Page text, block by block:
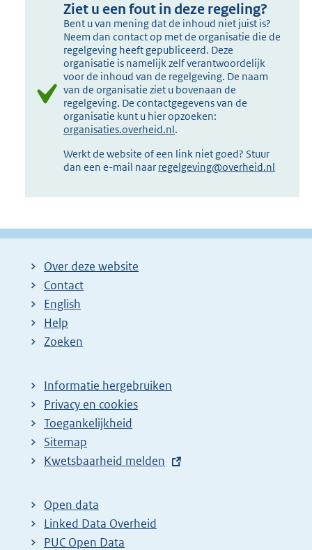
Ziet u een fout in deze regeling?
Bent u van mening dat de inhoud niet juist is?
Neem dan contact op met de organisatie die de
regelgeving heeft gepubliceerd. Deze
organisatie is namelijk zelf verantwoordelijk
voor de inhoud van de regelgeving. De naam
van de organisatie ziet u bovenaan de
regelgeving. De contactgegevens van de
organisatie kunt u hier opzoeken:
organisaties.overheid.nl.
Werkt de website of een link niet goed? Stuur
dan een e-mail naar regelgeving@overheid.nl
Over deze website
Contact
English
Help
Zoeken
Informatie hergebruiken
Privacy en cookies
Toegankelijkheid
Sitemap
E
t
e
r
Kwetsbaarheid melden
Open data
Linked Data Overheid
PUC Open Data